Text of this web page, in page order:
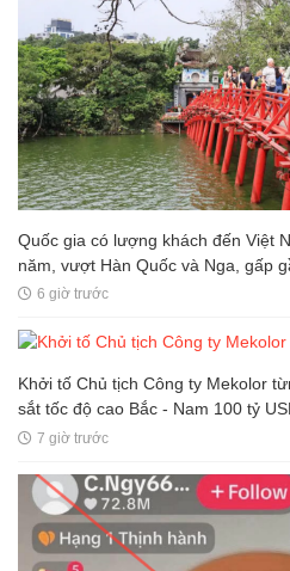
Quốc gia có lượng khách đến Việt
năm, vượt Hàn Quốc và Nga, gấp
6 giờ trước
Khởi tố Chủ tịch Công ty Mekolor
sắt tốc độ cao Bắc - Nam 100 tỷ
7 giờ trước